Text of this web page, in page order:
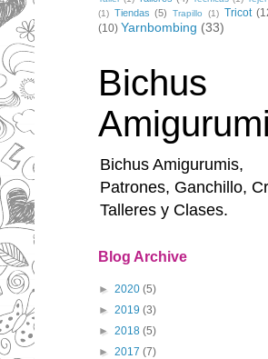
(1) Tiendas (5) Trapillo (1) Tricot
(10) Yarnbombing (33)
Bichus
Bichus Amigurumis,
Patrones, Ganchillo,
Talleres y Clases.
Blog Archive
► 2020 (5)
► 2019 (3)
► 2018 (5)
► 2017 (7)